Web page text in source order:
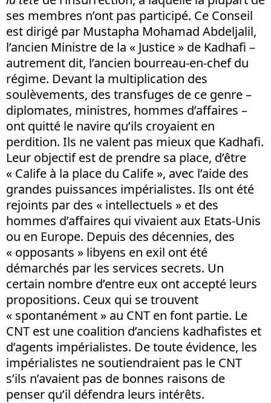
ses membres n’ont pas participé. Ce Conseil
est dirigé par Mustapha Mohamad Abdeljalil,
l’ancien Ministre de la « Justice » de Kadhafi –
autrement dit, l’ancien bourreau-en-chef du
régime. Devant la multiplication des
soulèvements, des transfuges de ce genre –
diplomates, ministres, hommes d’affaires –
ont quitté le navire qu’ils croyaient en
perdition. Ils ne valent pas mieux que Kadhafi.
Leur objectif est de prendre sa place, d’être
« Calife à la place du Calife », avec l’aide des
grandes puissances impérialistes. Ils ont été
rejoints par des « intellectuels » et des
hommes d’affaires qui vivaient aux Etats-Unis
ou en Europe. Depuis des décennies, des
« opposants » libyens en exil ont été
démarchés par les services secrets. Un
certain nombre d’entre eux ont accepté leurs
propositions. Ceux qui se trouvent
« spontanément » au CNT en font partie. Le
CNT est une coalition d’anciens kadhafistes et
d’agents impérialistes. De toute évidence, les
impérialistes ne soutiendraient pas le CNT
s’ils n’avaient pas de bonnes raisons de
penser qu’il défendra leurs intérêts.